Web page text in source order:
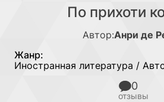
По прихоти
Автор:Анри де
Жанр:
Иностранная литература /
0
отзывы